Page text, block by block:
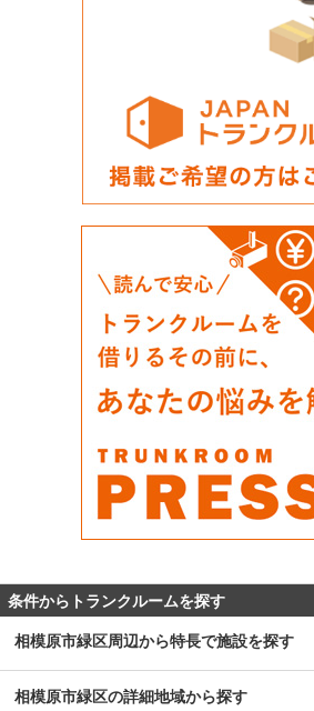
条件からトランクルームを探す
相模原市緑区周辺から特長で施設を探す
相模原市緑区の詳細地域から探す